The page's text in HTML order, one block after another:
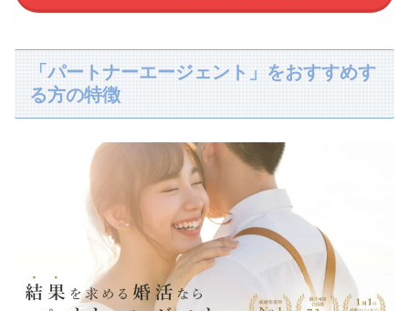
「パートナーエージェント」をおすすめす
る方の特徴